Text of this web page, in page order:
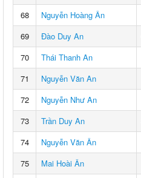
68
Nguyễn Hoàng Ân
69
Đào Duy An
70
Thái Thanh An
71
Nguyễn Văn An
72
Nguyễn Như An
73
Trần Duy An
74
Nguyễn Văn Ân
75
Mai Hoài Ân